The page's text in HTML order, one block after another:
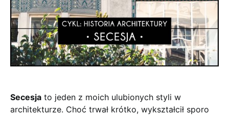
Secesja to jeden z moich ulubionych styli w
architekturze. Choć trwał krótko, wykształcił sporo